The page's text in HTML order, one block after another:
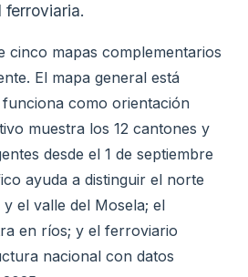
cinco mapas complementarios
El mapa general está
como orientación
muestra los 12 cantones y
desde el 1 de septiembre
ayuda a distinguir el norte
el valle del Mosela; el
en ríos; y el ferroviario
nacional con datos